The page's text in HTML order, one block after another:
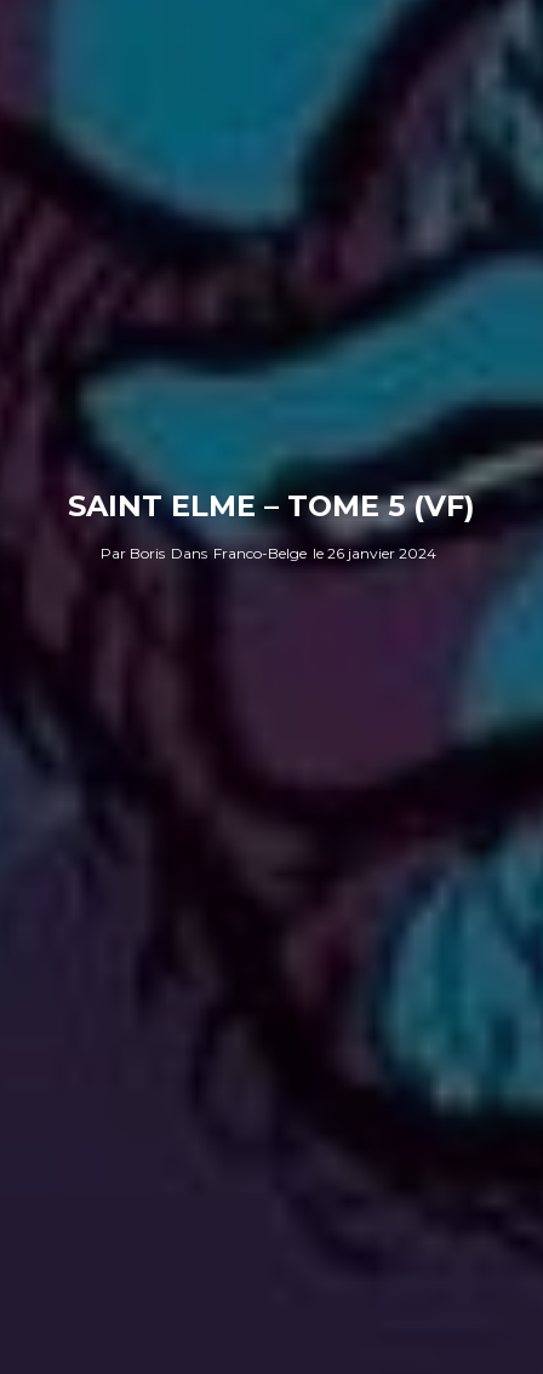
SAINT ELME – TOME 5 (VF)
Par Boris Dans Franco-Belge le 26 janvier 2024